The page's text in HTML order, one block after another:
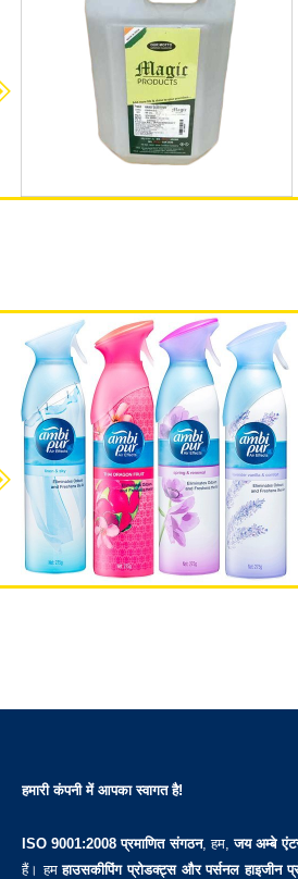
हमारी कंपनी में आपका स्वागत है!
ISO 9001:2008 प्रमाणित संगठन, हम,जय अम्बे
हैं। हमहाउसकीपिंग प्रोडक्ट्स और पर्सनल हाइजीन